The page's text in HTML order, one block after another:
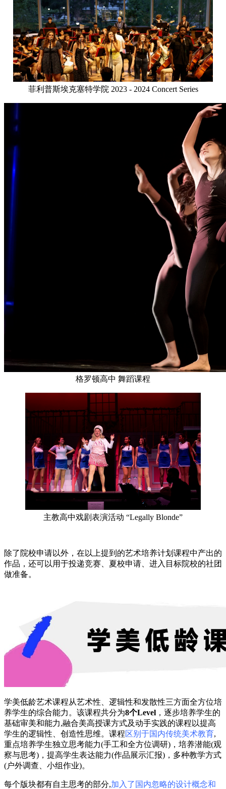
菲利普斯埃克塞特学院 2023 - 2024 Concert Series
格罗顿高中 舞蹈课程
主教高中戏剧表演活动 “Legally Blonde”
除了院校申请以外，在以上提到的艺术培养计划课程中产出的
作品，还可以用于投递竞赛、夏校申请、进入目标院校的社团
做准备。
学美低龄艺术课程从艺术性、逻辑性和发散性三方面全方位培
养学生的综合能力。该课程共分为8个Level ，逐步培养学生的
基础审美和能力,融合美高授课方式及动手实践的课程以提高
学生的逻辑性、创造性思维。课程区别于国内传统美术教育,
重点培养学生独立思考能力(手工和全方位调研)，培养潜能(观
察与思考)，提高学生表达能力(作品展示汇报)，多种教学方式
(户外调查、小组作业)。
每个版块都有自主思考的部分,加入了国内忽略的设计概念和